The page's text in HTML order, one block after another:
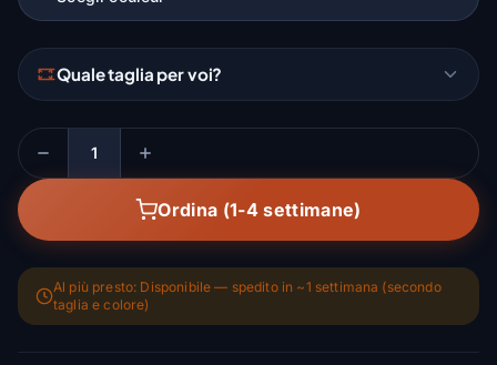
Quale taglia per voi?
Quantità
Ordina (1-4 settimane)
Al più presto: Disponibile — spedito in ~1 settimana (secondo
taglia e colore)